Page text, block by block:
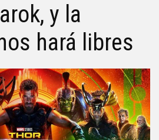
y la
hará libres